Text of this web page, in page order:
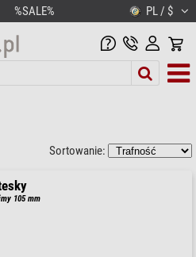
%SALE% PL / $
Sortowanie:
105 mm